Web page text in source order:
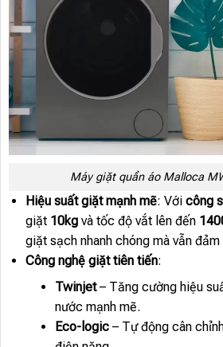
Máy giặt quần áo Malloca
Hiệu suất giặt mạnh mẽ: Với công
giặt 10kgvà tốc độ vắt lên đến
giặt sạch nhanh chóng mà vẫn
Công nghệ giặt tiên tiến:
Twinjet– Tăng cường hiệu
nước mạnh mẽ.
Eco-logic– Tự động cân